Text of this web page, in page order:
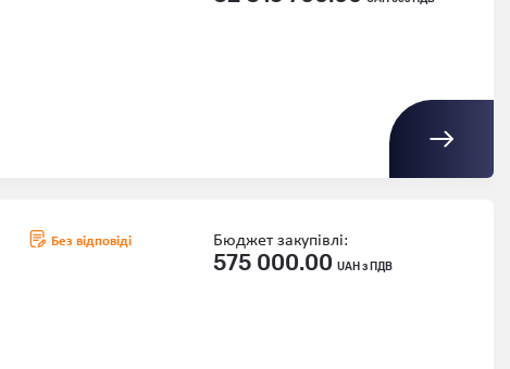
Без відповіді Бюджет закупівлі:
575 000.00 UAH з ПДВ